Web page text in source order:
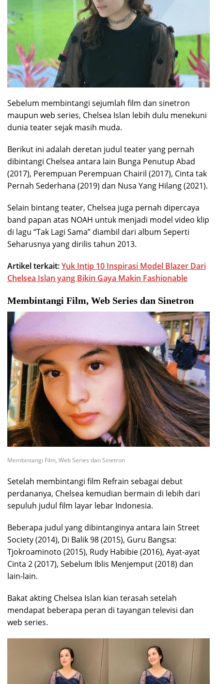
Sebelum membintangi sejumlah film dan sinetron
maupun web series, Chelsea Islan lebih dulu menekuni
dunia teater sejak masih muda.
Berikut ini adalah deretan judul teater yang pernah
dibintangi Chelsea antara lain Bunga Penutup Abad
(2017), Perempuan Perempuan Chairil (2017), Cinta tak
Pernah Sederhana (2019) dan Nusa Yang Hilang (2021).
Selain bintang teater, Chelsea juga pernah dipercaya
band papan atas NOAH untuk menjadi model video klip
di lagu “Tak Lagi Sama” diambil dari album Seperti
Seharusnya yang dirilis tahun 2013.
Artikel terkait:Yuk Intip 10 Inspirasi Model Blazer Dari
Chelsea Islan yang Bikin Gaya Makin Fashionable
Membintangi Film, Web Series dan Sinetron
Membintangi Film, Web Series dan Sinetron
Setelah membintangi film Refrain sebagai debut
perdananya, Chelsea kemudian bermain di lebih dari
sepuluh judul film layar lebar Indonesia.
Beberapa judul yang dibintanginya antara lain Street
Society (2014), Di Balik 98 (2015), Guru Bangsa:
Tjokroaminoto (2015), Rudy Habibie (2016), Ayat-ayat
Cinta 2 (2017), Sebelum Iblis Menjemput (2018) dan
lain-lain.
Bakat akting Chelsea Islan kian terasah setelah
mendapat beberapa peran di tayangan televisi dan
web series.